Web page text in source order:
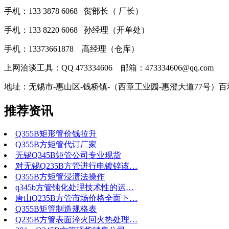
手机：133 3878 6068 贺部长（ 厂长）
手机：133 8220 6068 孙经理（开单处）
手机：13373661878 高经理（仓库）
上网洽谈工具：QQ 473334606 邮箱：473334606@qq.com
地址：无锡市-惠山区-钱桥镇-（西章工业园-惠澄大道77号）
推荐资讯
Q355B矩形管价钱拉升
Q355B方矩管代订厂家
无锡Q345B矩管公司专业现货
对无锡Q235B方管进行电镀锌该…
Q355B方矩管浸渍法操作
q345b方管钝化处理技术性的运…
唐山Q235B方管市场价格全面下…
Q355B矩管制造规格表
Q235B方管表面淬火回火热处理…